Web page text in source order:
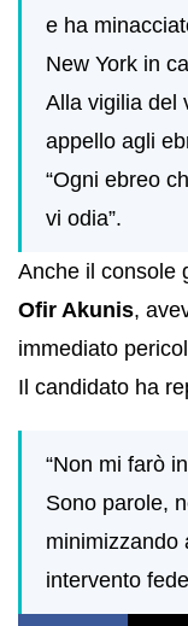
e ha
New York in
Alla vigilia del
appello agli
“Ogni ebreo
vi odia”.
Anche il console
Ofir Akunis,
immediato
Il candidato ha
“Non mi farò
Sono parole,
minimizzando
intervento